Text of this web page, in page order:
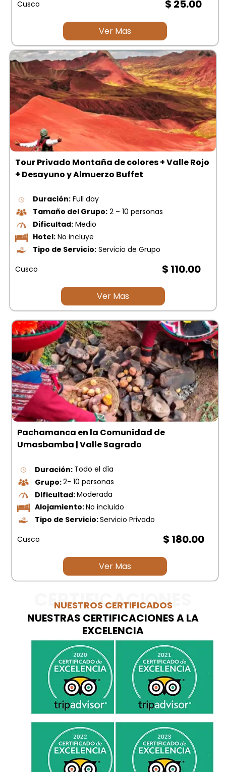
Cusco $ 25.00
Ver Mas
Tour Privado Montaña de colores + Valle Rojo
+ Desayuno y Almuerzo Buffet
Duración: Full day
Tamaño del Grupo: 2 – 10 personas
Dificultad: Medio
Hotel: No incluye
Tipo de Servicio: Servicio de Grupo
Cusco
$ 110.00
Ver Mas
Pachamanca en la Comunidad de
Umasbamba | Valle Sagrado
Duración: Todo el día
Grupo:2- 10 personas
Dificultad:Moderada
Alojamiento:No incluido
Tipo de Servicio:Servicio Privado
Cusco
$ 180.00
Ver Mas
CERTIFICACIONES
NUESTROS CERTIFICADOS
NUESTRAS CERTIFICACIONES A LA
EXCELENCIA